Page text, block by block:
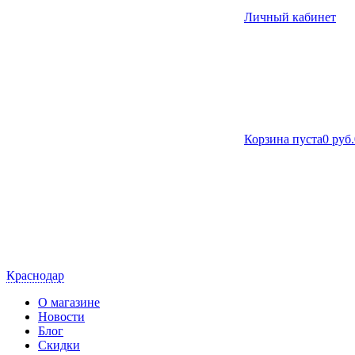
Личный кабинет
Корзина пуста0 руб.
Краснодар
О магазине
Новости
Блог
Скидки